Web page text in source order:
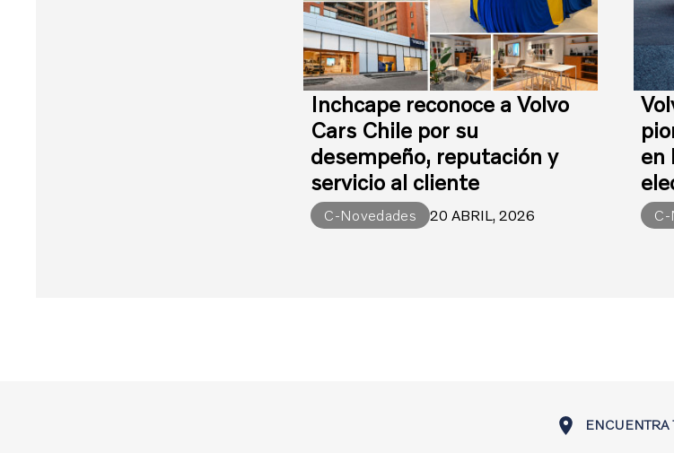
Inchcape reconoce a Volvo
Cars Chile por su
desempeño, reputación y
servicio al cliente
C-Novedades 20 ABRIL, 2026
en
C-